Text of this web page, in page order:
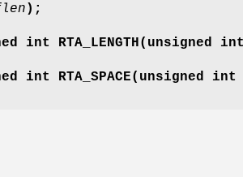
);
int RTA_LENGTH(unsigned
int RTA_SPACE(unsigned int